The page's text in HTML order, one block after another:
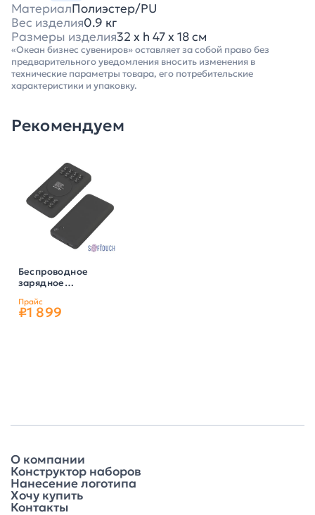
МатериалПолиэстер/PU
Вес изделия0.9 кг
Размеры изделия32 х h 47 х 18 см
«Океан бизнес сувениров» оставляет за собой право без
предварительного уведомления вносить изменения в
технические параметры товара, его потребительские
характеристики и упаковку.
Рекомендуем
Беспроводное
зарядное
SOFTTOUCH",
10000 mAh, цвет
Прайс
₽1 899
О компании
Конструктор наборов
Нанесение логотипа
Хочу купить
Контакты